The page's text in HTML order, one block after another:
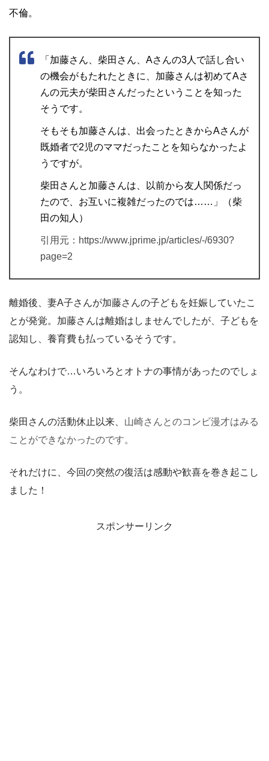
不倫。
「加藤さん、柴田さん、Aさんの3人で話し合い
の機会がもたれたときに、加藤さんは初めてAさ
んの元夫が柴田さんだったということを知った
そうです。
そもそも加藤さんは、出会ったときからAさんが
既婚者で2児のママだったことを知らなかったよ
うですが。
柴田さんと加藤さんは、以前から友人関係だっ
たので、お互いに複雑だったのでは……」（柴
田の知人）
引用元：https://www.jprime.jp/articles/-/6930?
page=2
離婚後、妻A子さんが加藤さんの子どもを妊娠していたこ
とが発覚。加藤さんは離婚はしませんでしたが、子どもを
認知し、養育費も払っているそうです。
そんなわけで…いろいろとオトナの事情があったのでしょ
う。
柴田さんの活動休止以来、 山崎さんとのコンビ漫才はみる
ことができなかったのです。
それだけに、今回の突然の復活は感動や歓喜を巻き起こし
ました！
スポンサーリンク